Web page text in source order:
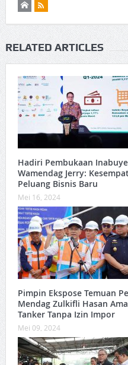
RELATED ARTICLES
Hadiri Pembukaan
Wamendag Jerry:
Peluang Bisnis Baru
Mei 16, 2024
Pimpin Ekspose Temuan
Mendag Zulkifli Hasan
Tanker Tanpa Izin Impor
Mei 09, 2024